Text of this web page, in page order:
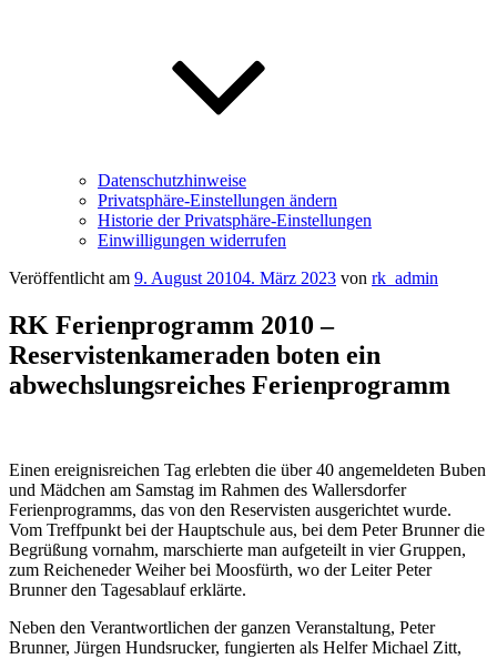
Datenschutzhinweise
Privatsphäre-Einstellungen ändern
Historie der Privatsphäre-Einstellungen
Einwilligungen widerrufen
Veröffentlicht am 9. August 20104. März 2023 von rk_admin
RK Ferienprogramm 2010 –
Reservistenkameraden boten ein
abwechslungsreiches Ferienprogramm
Einen ereignisreichen Tag erlebten die über 40 angemeldeten Buben
und Mädchen am Samstag im Rahmen des Wallersdorfer
Ferienprogramms, das von den Reservisten ausgerichtet wurde.
Vom Treffpunkt bei der Hauptschule aus, bei dem Peter Brunner die
Begrüßung vornahm, marschierte man aufgeteilt in vier Gruppen,
zum Reicheneder Weiher bei Moosfürth, wo der Leiter Peter
Brunner den Tagesablauf erklärte.
Neben den Verantwortlichen der ganzen Veranstaltung, Peter
Brunner, Jürgen Hundsrucker, fungierten als Helfer Michael Zitt,